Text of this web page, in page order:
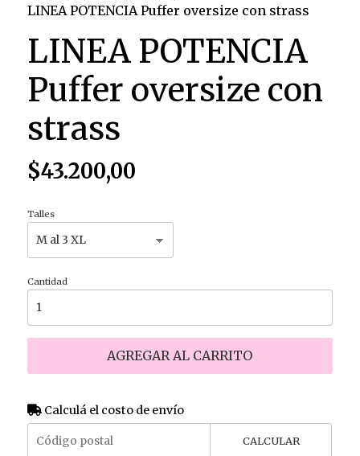
LINEA POTENCIA Puffer oversize con strass
LINEA POTENCIA
Puffer oversize con
strass
$43.200,00
Talles
Cantidad
AGREGAR AL CARRITO
Calculá el costo de envío
CALCULAR